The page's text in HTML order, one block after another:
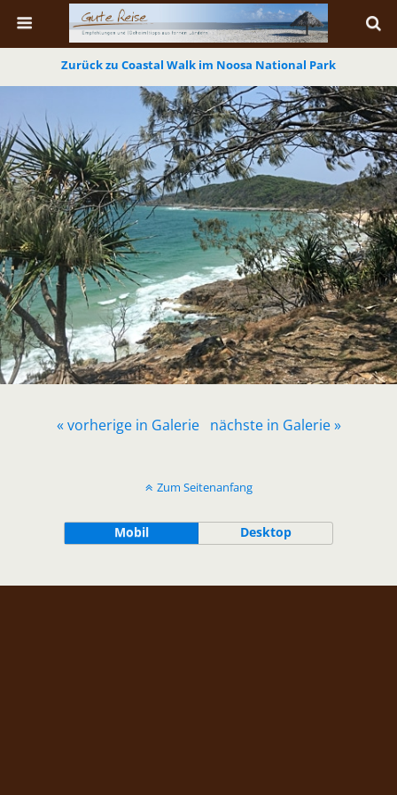
Zurück zu Coastal Walk im Noosa National Park
« vorherige in Galerie nächste in Galerie »
Zum Seitenanfang
Mobil Desktop